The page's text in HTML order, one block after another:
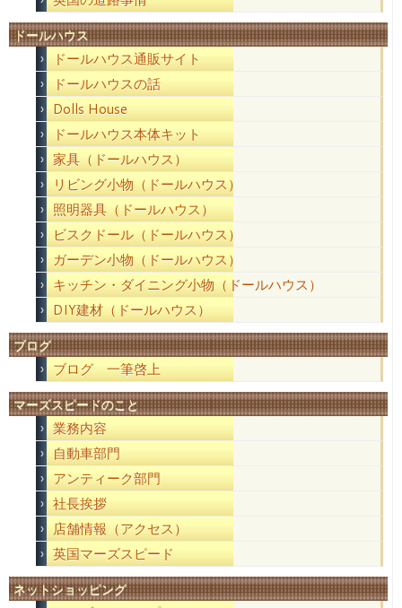
ドールハウス
ドールハウス通販サイト
ドールハウスの話
Dolls House
ドールハウス本体キット
家具（ドールハウス）
リビング小物（ドールハウス）
照明器具（ドールハウス）
ビスクドール（ドールハウス）
ガーデン小物（ドールハウス）
キッチン・ダイニング小物（ドールハウス）
DIY建材（ドールハウス）
ブログ
ブログ 一筆啓上
マーズスピードのこと
業務内容
自動車部門
アンティーク部門
社長挨拶
店舗情報（アクセス）
英国マーズスピード
ネットショッピング